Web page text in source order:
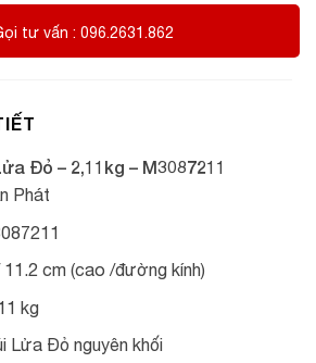
tư vấn : 096.2631.862
Đỏ – 2,11kg – M3087211
Phát
cm (cao /đường kính)
kg
Lửa Đỏ nguyên khối